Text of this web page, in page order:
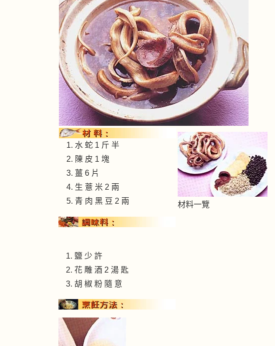
水 蛇 1 斤 半
陳 皮 1 塊
薑 6 片
生 薏 米 2 兩
青 肉 黑 豆 2 兩
材料一覽
鹽 少 許
花 雕 酒 2 湯 匙
胡 椒 粉 隨 意